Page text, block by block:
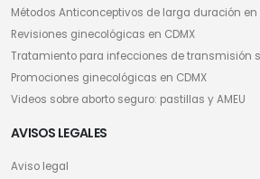
Métodos Anticonceptivos de larga duración en
Revisiones ginecológicas en CDMX
Tratamiento para infecciones de transmisión
Promociones ginecológicas en CDMX
Videos sobre aborto seguro: pastillas y AMEU
AVISOS LEGALES
Aviso legal